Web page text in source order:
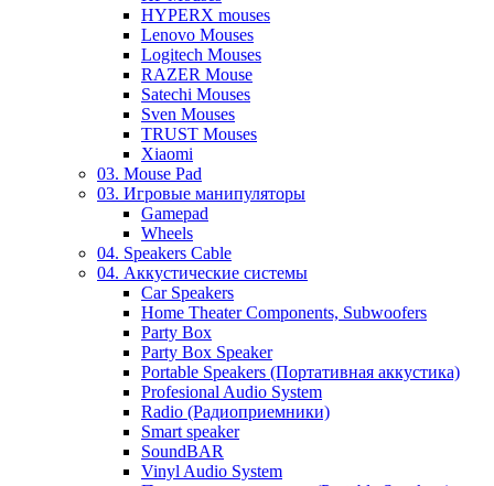
HYPERX mouses
Lenovo Mouses
Logitech Mouses
RAZER Mouse
Satechi Mouses
Sven Mouses
TRUST Mouses
Xiaomi
03. Mouse Pad
03. Игровые манипуляторы
Gamepad
Wheels
04. Speakers Cable
04. Аккустические системы
Car Speakers
Home Theater Components, Subwoofers
Party Box
Party Box Speaker
Portable Speakers (Портативная аккустика)
Profesional Audio System
Radio (Радиоприемники)
Smart speaker
SoundBAR
Vinyl Audio System